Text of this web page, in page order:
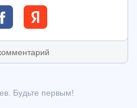
Будьте первым!